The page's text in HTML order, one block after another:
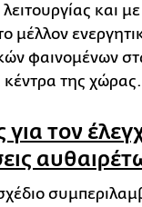
και
μέλλον
φαινομένων
κέντρα της χώρας.
τον